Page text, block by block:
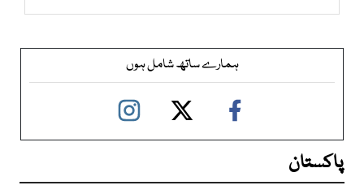
ہمارے ساتھ شامل ہوں
پاکستان